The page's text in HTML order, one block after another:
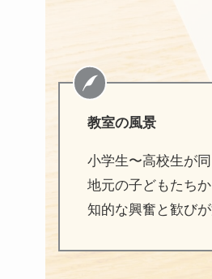
教室の風景
小学生〜高校生が
地元の子どもたち
知的な興奮と歓び